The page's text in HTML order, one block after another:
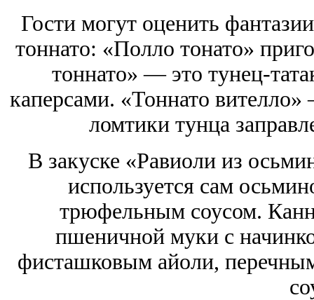
Гости могут оценить
тоннато: «Полло тонато»
тоннато» — это тунец-
каперсами. «Тоннато
ломтики тунца
В закуске «Равиоли из
используется сам
трюфельным соусом.
пшеничной муки с
фисташковым айоли,